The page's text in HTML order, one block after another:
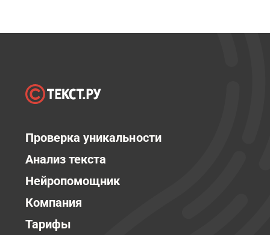
Проверка уникальности
Анализ текста
Нейропомощник
Компания
Тарифы